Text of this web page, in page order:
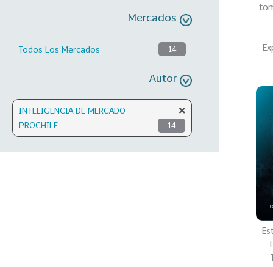
Mercados
Todos Los Mercados 14
Autor
INTELIGENCIA DE MERCADO
PROCHILE
14